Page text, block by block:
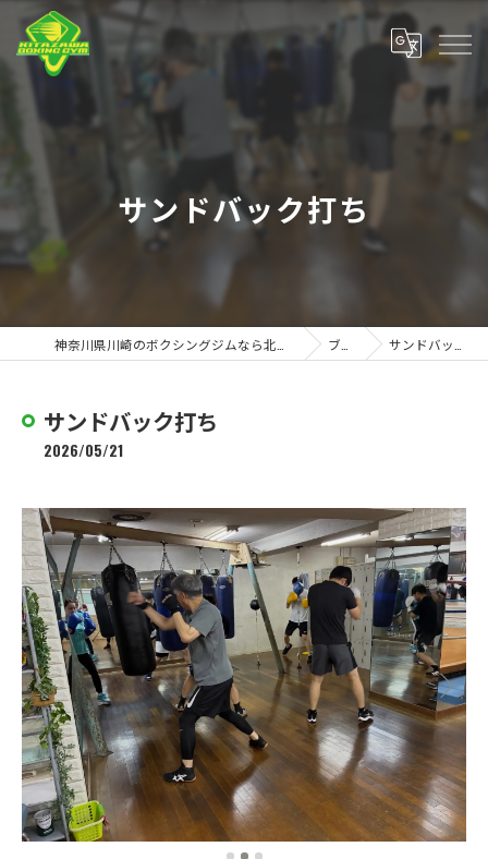
サンドバック打ち
ブログ サンドバック打ち
サンドバック打ち
2026/05/21